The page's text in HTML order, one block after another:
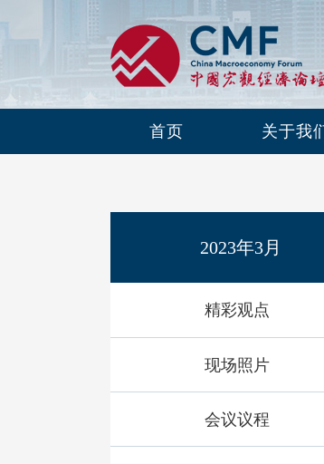
首页 关于我
2023年3月
精彩观点
现场照片
会议议程